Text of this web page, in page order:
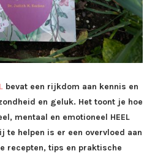
bevat een rijkdom aan kennis en
en geluk. Het toont je hoe
mentaal en emotioneel HEEL
te helpen is er een overvloed aan
recepten, tips en praktische